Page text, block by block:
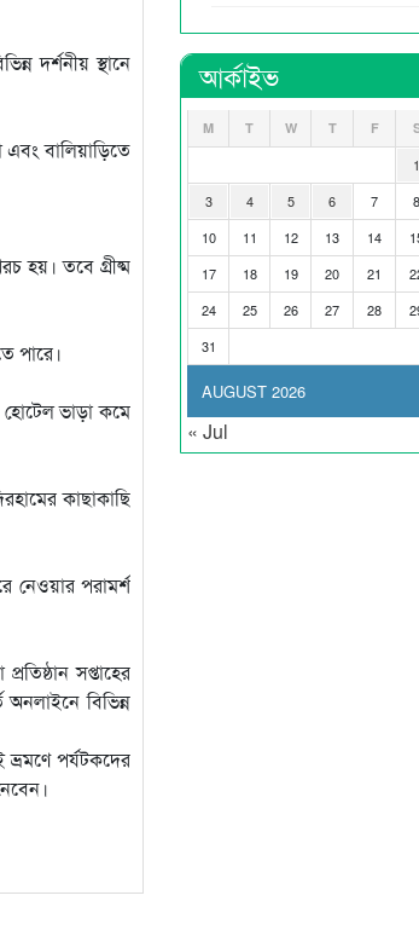
দর্শনীয় স্থানে
বালিয়াড়িতে
হয়। তবে গ্রীষ্ম
পারে।
হোটেল ভাড়া কমে
কাছাকাছি
নেওয়ার পরামর্শ
সপ্তাহের
বিভিন্ন
পর্যটকদের
আর্কাইভ
AUGUST 2026
M T W T F
1
3
4 5 6 7 8
10
11 12 13 14
17
18 19 20 21
24
25 26 27 28
31
« Jul